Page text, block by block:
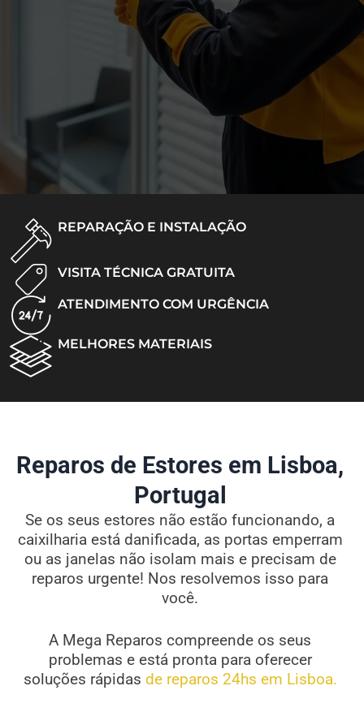
REPARAÇÃO E INSTALAÇÃO
VISITA TÉCNICA GRATUITA
ATENDIMENTO COM URGÊNCIA
MELHORES MATERIAIS
Reparos de Estores em Lisboa,
Portugal
Se os seus estores não estão funcionando, a
caixilharia está danificada, as portas emperram
ou as janelas não isolam mais e precisam de
reparos urgente! Nos resolvemos isso para
você.
A Mega Reparos compreende os seus
problemas e está pronta para oferecer
soluções rápidas de reparos 24hs em Lisboa.